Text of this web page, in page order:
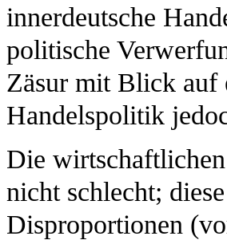
innerdeutsche
politische
Zäsur mit Blick auf
Handelspolitik
Die
nicht schlecht;
Disproportionen